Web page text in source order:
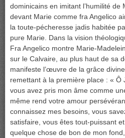
dominicains en imitant l’humilité
devant Marie comme fra Angelico
la toute-pécheresse jadis habitée
pure Marie. Dans la vision
Fra Angelico montre Marie-
sur le Calvaire, au plus haut de sa
manifeste l’œuvre de la grâce
remettant à la première place : « Ô
vous avez pris mon âme comme
même rend votre amour
connaissez mes besoins, vous
satisfaire, vous êtes tout-puissant et
quelque chose de bon de mon